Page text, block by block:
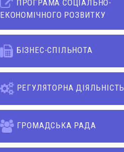
ПРОГРАМА СОЦІАЛЬНО-
ЕКОНОМІЧНОГО РОЗВИТКУ
БІЗНЕС-СПІЛЬНОТА
РЕГУЛЯТОРНА ДІЯЛЬНІСТЬ
ГРОМАДСЬКА РАДА